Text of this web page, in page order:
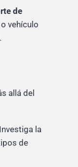
de
vehículo
allá del
Investiga la
de